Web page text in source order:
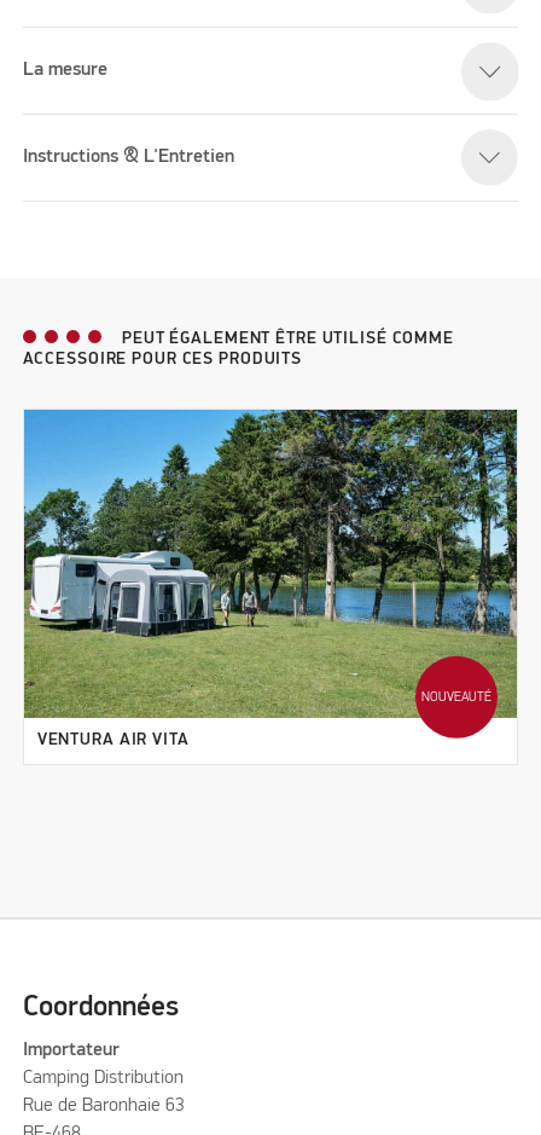
La mesure
Instructions & L'Entretien
PEUT ÉGALEMENT ÊTRE UTILISÉ COMME
ACCESSOIRE POUR CES PRODUITS
NOUVEAUTÉ
VENTURA AIR VITA
Coordonnées
Importateur
Camping Distribution
Rue de Baronhaie 63